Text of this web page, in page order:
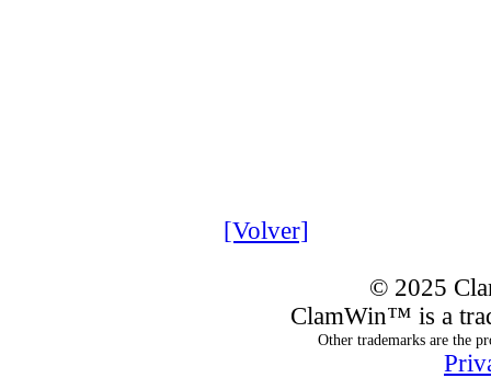
[Volver]
© 2025
ClamWin™ is a
Other trademarks are the